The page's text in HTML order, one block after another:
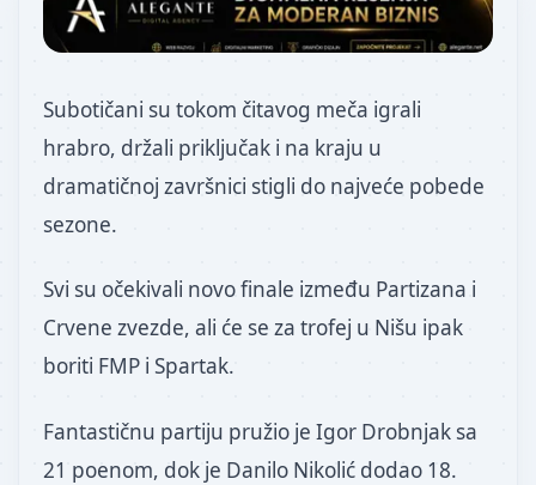
Subotičani su tokom čitavog meča igrali
hrabro, držali priključak i na kraju u
dramatičnoj završnici stigli do najveće pobede
sezone.
Svi su očekivali novo finale između Partizana i
Crvene zvezde, ali će se za trofej u Nišu ipak
boriti FMP i Spartak.
Fantastičnu partiju pružio je Igor Drobnjak sa
21 poenom, dok je Danilo Nikolić dodao 18.